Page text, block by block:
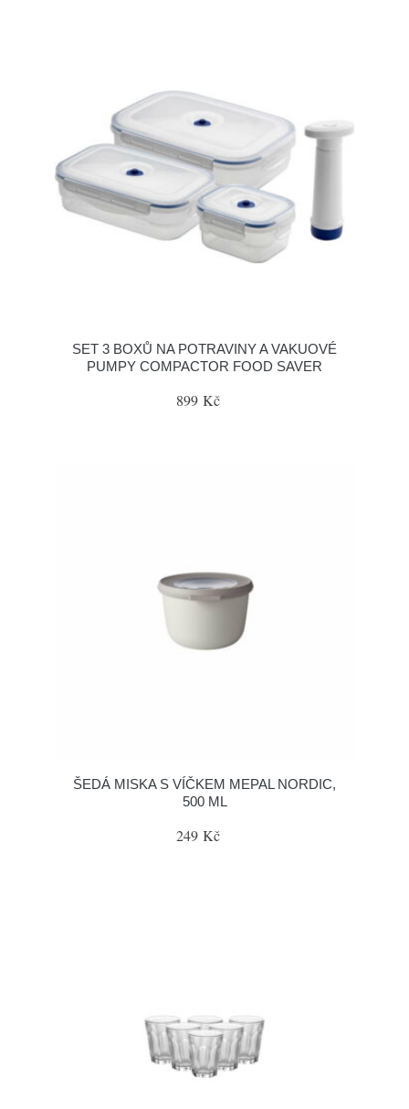
SET 3 BOXŮ NA POTRAVINY A VAKUOVÉ
PUMPY COMPACTOR FOOD SAVER
899 Kč
ŠEDÁ MISKA S VÍČKEM MEPAL NORDIC,
500 ML
249 Kč